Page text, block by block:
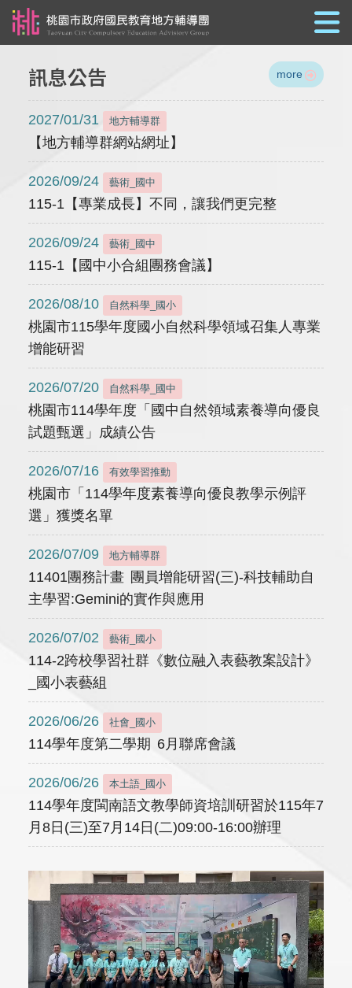
訊息公告 more
2027/01/31 地方輔導群
【地方輔導群網站網址】
2026/09/24 藝術_國中
115-1【專業成長】不同，讓我們更完整
2026/09/24 藝術_國中
115-1【國中小合組團務會議】
2026/08/10 自然科學_國小
桃園市115學年度國小自然科學領域召集人專業
增能研習
2026/07/20 自然科學_國中
桃園市114學年度「國中自然領域素養導向優良
試題甄選」成績公告
2026/07/16 有效學習推動
桃園市「114學年度素養導向優良教學示例評
選」獲獎名單
2026/07/09 地方輔導群
11401團務計畫 團員增能研習(三)-科技輔助自
主學習:Gemini的實作與應用
2026/07/02 藝術_國小
114-2跨校學習社群《數位融入表藝教案設計》
_國小表藝組
2026/06/26 社會_國小
114學年度第二學期 6月聯席會議
2026/06/26 本土語_國小
114學年度閩南語文教學師資培訓研習於115年7
月8日(三)至7月14日(二)09:00-16:00辦理